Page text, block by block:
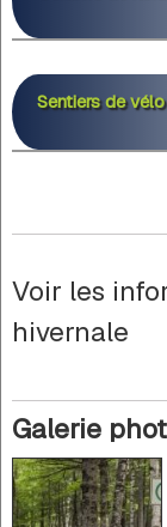
Sentiers de
Voir les
hivernale
Galerie